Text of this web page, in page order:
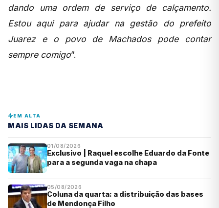
dando uma ordem de serviço de calçamento.
Estou aqui para ajudar na gestão do prefeito
Juarez e o povo de Machados pode contar
sempre comigo”.
EM ALTA
MAIS LIDAS DA SEMANA
01/08/2026
Exclusivo | Raquel escolhe Eduardo da Fonte
para a segunda vaga na chapa
05/08/2026
Coluna da quarta: a distribuição das bases
de Mendonça Filho